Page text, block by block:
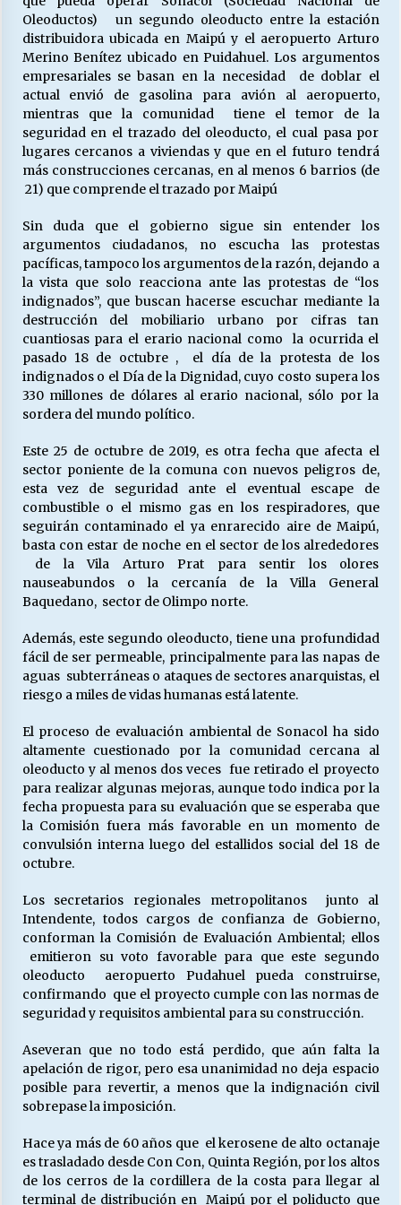
Releyendo la Rerum Novarum a 135 años. “La
cuestión social hoy”.
16/05/2026
S.O.S. a los ricos, Save Our Souls (Salvar
Nuestras Almas)
30/04/2026
¿Asesores con doble sueldo?
18/04/2026
Chile y sus segmentos de la riqueza
06/04/2026
Oleoductos) un segundo oleoducto entre la estación
distribuidora ubicada en Maipú y el aeropuerto Arturo
Merino Benítez ubicado en Puidahuel. Los argumentos
empresariales se basan en la necesidad de doblar el
actual envió de gasolina para avión al aeropuerto,
mientras que la comunidad tiene el temor de la
seguridad en el trazado del oleoducto, el cual pasa por
lugares cercanos a viviendas y que en el futuro tendrá
más construcciones cercanas, en al menos 6 barrios (de
21) que comprende el trazado por Maipú
Sin duda que el gobierno sigue sin entender los
argumentos ciudadanos, no escucha las protestas
pacíficas, tampoco los argumentos de la razón, dejando a
la vista que solo reacciona ante las protestas de “los
indignados”, que buscan hacerse escuchar mediante la
destrucción del mobiliario urbano por cifras tan
cuantiosas para el erario nacional como la ocurrida el
pasado 18 de octubre , el día de la protesta de los
indignados o el Día de la Dignidad, cuyo costo supera los
330 millones de dólares al erario nacional, sólo por la
sordera del mundo político.
Este 25 de octubre de 2019, es otra fecha que afecta el
sector poniente de la comuna con nuevos peligros de,
esta vez de seguridad ante el eventual escape de
combustible o el mismo gas en los respiradores, que
seguirán contaminado el ya enrarecido aire de Maipú,
basta con estar de noche en el sector de los alrededores
de la Vila Arturo Prat para sentir los olores
nauseabundos o la cercanía de la Villa General
Baquedano, sector de Olimpo norte.
Además, este segundo oleoducto, tiene una profundidad
fácil de ser permeable, principalmente para las napas de
aguas subterráneas o ataques de sectores anarquistas, el
riesgo a miles de vidas humanas está latente.
El proceso de evaluación ambiental de Sonacol ha sido
altamente cuestionado por la comunidad cercana al
oleoducto y al menos dos veces fue retirado el proyecto
para realizar algunas mejoras, aunque todo indica por la
fecha propuesta para su evaluación que se esperaba que
la Comisión fuera más favorable en un momento de
convulsión interna luego del estallidos social del 18 de
octubre.
Los secretarios regionales metropolitanos junto al
Intendente, todos cargos de confianza de Gobierno,
conforman la Comisión de Evaluación Ambiental; ellos
emitieron su voto favorable para que este segundo
oleoducto aeropuerto Pudahuel pueda construirse,
confirmando que el proyecto cumple con las normas de
seguridad y requisitos ambiental para su construcción.
Aseveran que no todo está perdido, que aún falta la
apelación de rigor, pero esa unanimidad no deja espacio
posible para revertir, a menos que la indignación civil
sobrepase la imposición.
Hace ya más de 60 años que el kerosene de alto octanaje
es trasladado desde Con Con, Quinta Región, por los altos
de los cerros de la cordillera de la costa para llegar al
terminal de distribución en Maipú por el poliducto que